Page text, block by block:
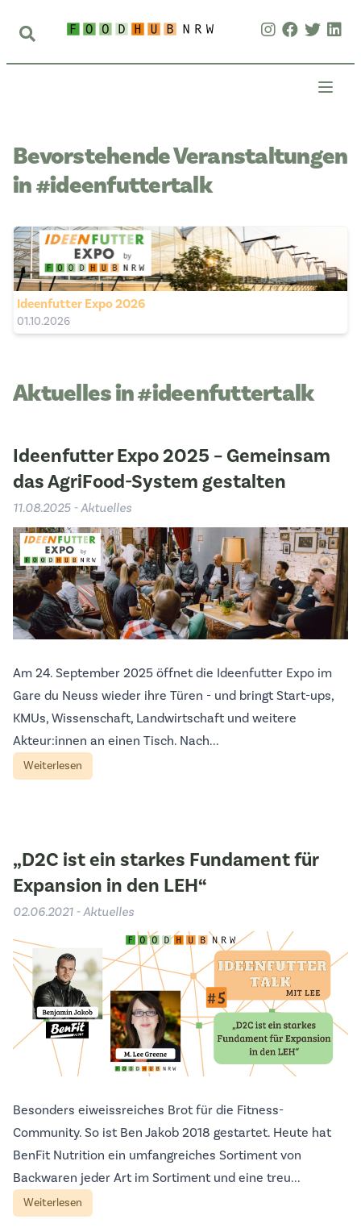
Bevorstehende Veranstaltungen
in #ideenfuttertalk
Ideenfutter Expo 2026
01.10.2026
Aktuelles in #ideenfuttertalk
Ideenfutter Expo 2025 – Gemeinsam
das AgriFood-System gestalten
11.08.2025 - Aktuelles
Am 24. September 2025 öffnet die Ideenfutter Expo im
Gare du Neuss wieder ihre Türen - und bringt Start-ups,
KMUs, Wissenschaft, Landwirtschaft und weitere
Akteur:innen an einen Tisch. Nach...
Weiterlesen
„D2C ist ein starkes Fundament für
Expansion in den LEH“
02.06.2021 - Aktuelles
Besonders eiweissreiches Brot für die Fitness-
Community. So ist Ben Jakob 2018 gestartet. Heute hat
BenFit Nutrition ein umfangreiches Sortiment von
Backwaren jeder Art im Sortiment und eine treu...
Weiterlesen